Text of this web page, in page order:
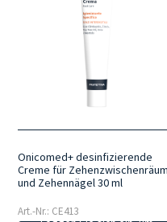
Onicomed+ desinfizierende
Creme für
und Zehennägel 30 ml
Art.-Nr.: CE413